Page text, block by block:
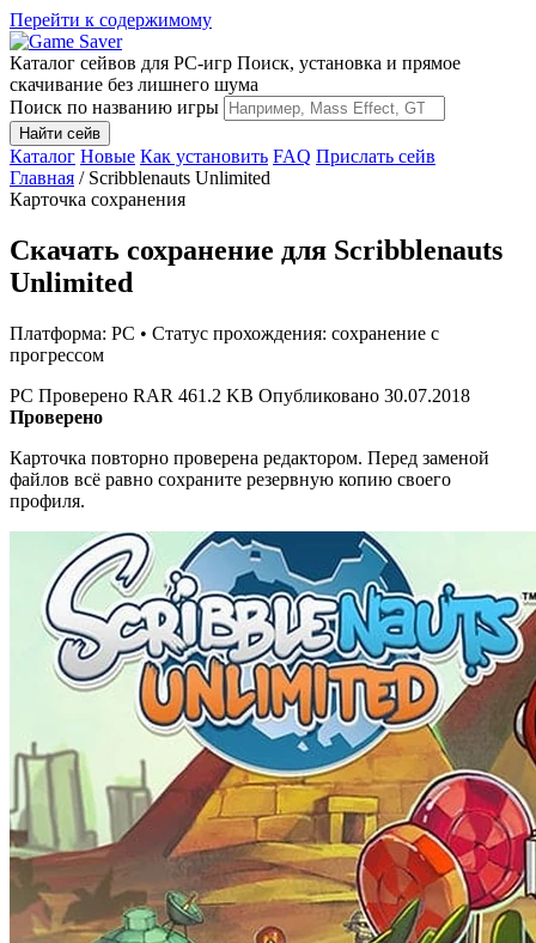
Перейти к содержимому
Каталог сейвов для PC-игр Поиск, установка и прямое
скачивание без лишнего шума
Поиск по названию игры
Найти сейв
Каталог Новые Как установить FAQ Прислать сейв
Главная / Scribblenauts Unlimited
Карточка сохранения
Скачать сохранение для Scribblenauts
Unlimited
Платформа: PC • Статус прохождения: сохранение с
прогрессом
PC Проверено RAR 461.2 KB Опубликовано 30.07.2018
Проверено
Карточка повторно проверена редактором. Перед заменой
файлов всё равно сохраните резервную копию своего
профиля.